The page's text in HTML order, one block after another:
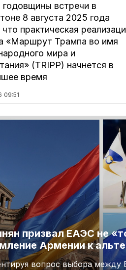
годовщины встречи в
8 августа 2025 года
что практическая
«Маршрут Трампа во имя
мира и
(TRIPP) начнется в
время
09:51
призвал ЕАЭС не
Армении к
вопрос выбора